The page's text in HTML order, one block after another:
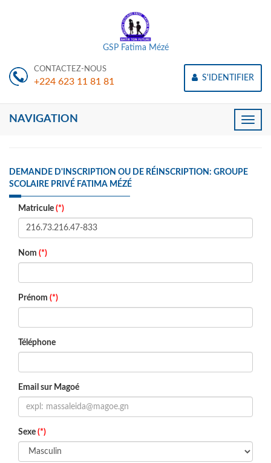
GSP Fatima Mézé
CONTACTEZ-NOUS
+224 623 11 81 81 S'IDENTIFIER
Toggle
NAVIGATION
DEMANDE D'INSCRIPTION OU DE RÉINSCRIPTION: GROUPE
SCOLAIRE PRIVÉ FATIMA MÉZÉ
Matricule (*)
Nom (*)
Prénom (*)
Téléphone
Email sur Magoé
Sexe (*)